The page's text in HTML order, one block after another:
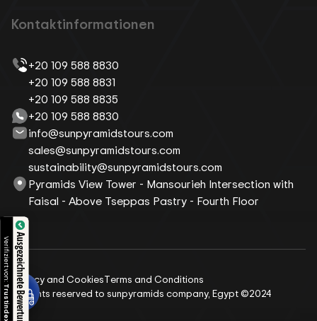
Kontaktinformationen
+20 109 588 8830
+20 109 588 8831
+20 109 588 8835
+20 109 588 8830
info@sunpyramidstours.com
sales@sunpyramidstours.com
sustainability@sunpyramidstours.com
Pyramids View Tower - Mansourieh Intersection with
Faisal - Above Tseppas Pastry - Fourth Floor
All rights reserved to sunpyramids company, Egypt ©2024
Privacy and CookiesTerms and Conditions
Ausgezeichnete Bewertungen
Verifiziert von:
Trustindex